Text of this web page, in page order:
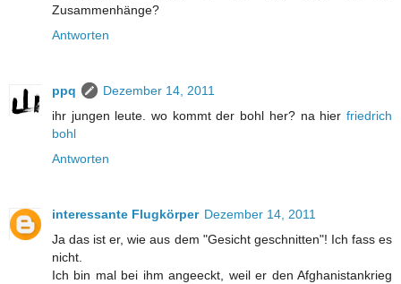
Zusammenhänge?
Antworten
ppq
Dezember 14, 2011
ihr jungen leute. wo kommt der bohl her? na hier friedrich
bohl
Antworten
interessante Flugkörper Dezember 14, 2011
Ja das ist er, wie aus dem "Gesicht geschnitten"! Ich fass es
nicht.
Ich bin mal bei ihm angeeckt, weil er den Afghanistankrieg